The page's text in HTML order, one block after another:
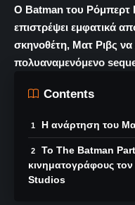
Ο Batman του Ρόμπερτ
επιστρέψει εμφατικά
σκηνοθέτη, Ματ Ριβς να
πολυαναμενόμενο
Contents
H ανάρτηση του
Το The Batman
κινηματογράφους
Studios